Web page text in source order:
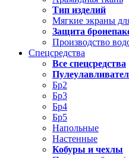
Тип изделий
Мягкие экраны
Защита
Производство
Спецсредства
Все спецсредства
Бр2
Бр3
Бр4
Бр5
Напольные
Настенные
Кобуры и чехлы